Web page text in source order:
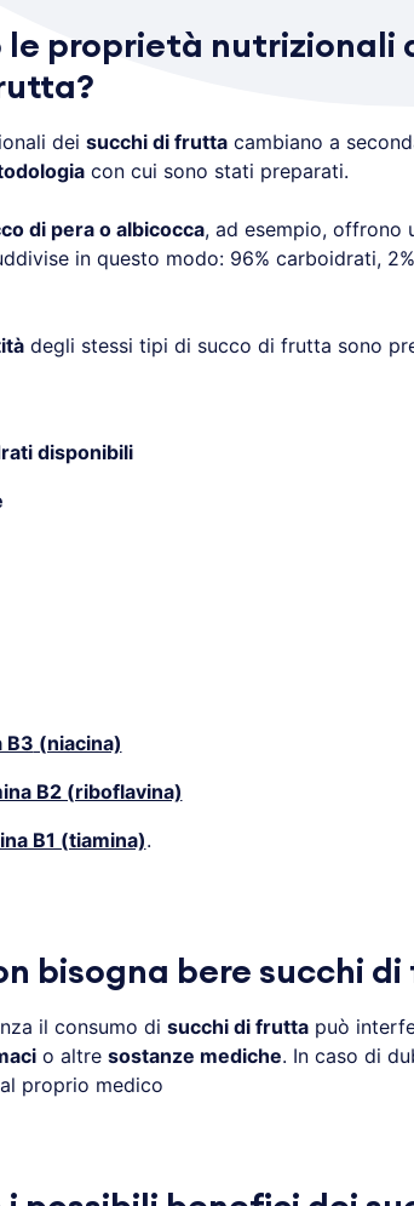
le proprietà nutrizionali
dei succhi di fruttacambiano a
con cui sono stati preparati.
di pera o albicocca, ad esempio, offrono
in questo modo: 96% carboidrati,
degli stessi tipi di succo di frutta sono
disponibili
B3 (niacina)
B2 (riboflavina)
B1 (tiamina).
bisogna bere succhi
il consumo di succhi di fruttapuò
o altre sostanze mediche. In caso di
proprio medico